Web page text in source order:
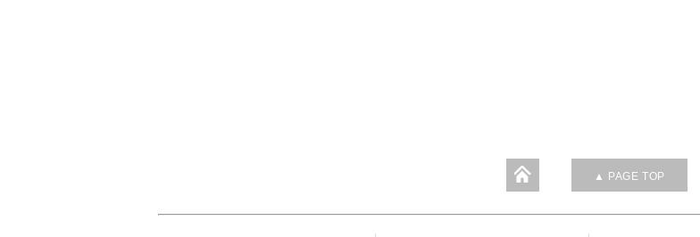
▲ PAGE TOP